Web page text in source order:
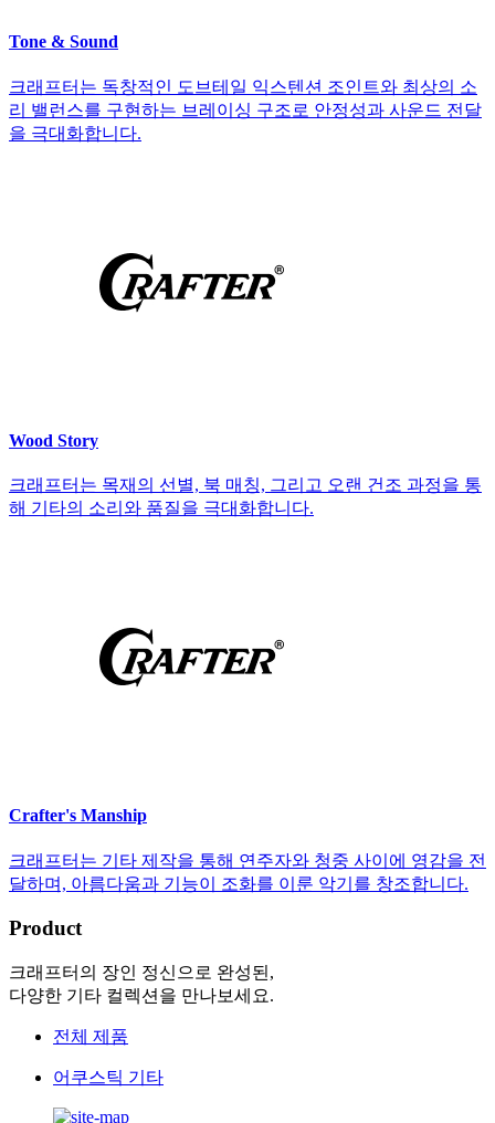
Tone & Sound
크래프터는 독창적인 도브테일 익스텐션 조인트와 최상의 소
리 밸런스를 구현하는 브레이싱 구조로 안정성과 사운드 전달
을 극대화합니다.
Wood Story
크래프터는 목재의 선별, 북 매칭, 그리고 오랜 건조 과정을 통
해 기타의 소리와 품질을 극대화합니다.
Crafter's Manship
크래프터는 기타 제작을 통해 연주자와 청중 사이에 영감을 전
달하며, 아름다움과 기능이 조화를 이룬 악기를 창조합니다.
Product
크래프터의 장인 정신으로 완성된,
다양한 기타 컬렉션을 만나보세요.
전체 제품
어쿠스틱 기타